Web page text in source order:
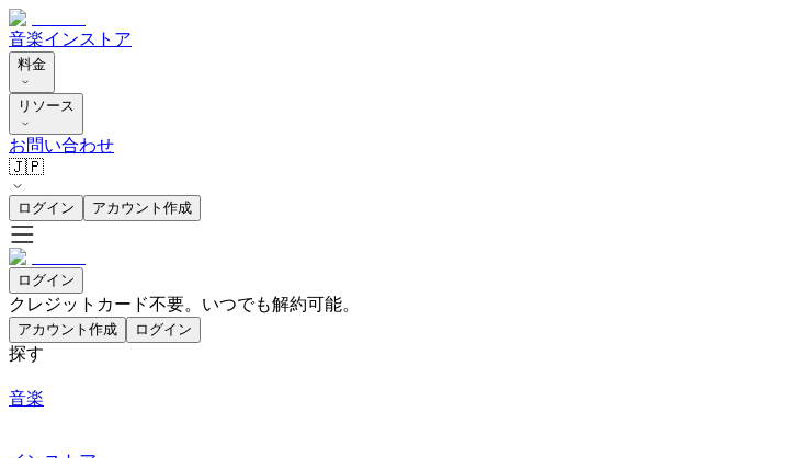
音楽インストア
料金
リソース
お問い合わせ
🇯🇵
ログイン アカウント作成
ログイン
クレジットカード不要。いつでも解約可能。
アカウント作成 ログイン
探す
音楽